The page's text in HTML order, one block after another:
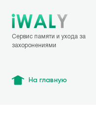
Сервис памяти и ухода за
захоронениями
На главную